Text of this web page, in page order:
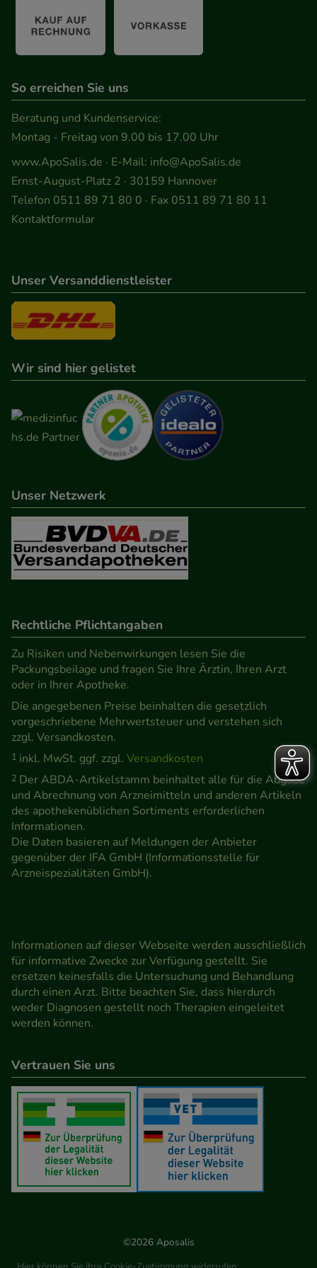
So erreichen Sie uns
Beratung und Kundenservice:
Montag - Freitag von 9.00 bis 17.00 Uhr
www.ApoSalis.de · E-Mail: info@ApoSalis.de
Ernst-August-Platz 2 · 30159 Hannover
Telefon 0511 89 71 80 0 · Fax 0511 89 71 80 11
Kontaktformular
Unser Versanddienstleister
Wir sind hier gelistet
Unser Netzwerk
Rechtliche Pflichtangaben
Zu Risiken und Nebenwirkungen lesen Sie die
Packungsbeilage und fragen Sie Ihre Ärztin, Ihren Arzt
oder in Ihrer Apotheke.
Die angegebenen Preise beinhalten die gesetzlich
vorgeschriebene Mehrwertsteuer und verstehen sich
zzgl. Versandkosten.
1 inkl. MwSt. ggf. zzgl. Versandkosten
2 Der ABDA-Artikelstamm beinhaltet alle für die Abgabe
und Abrechnung von Arzneimitteln und anderen Artikeln
des apothekenüblichen Sortiments erforderlichen
Informationen.
Die Daten basieren auf Meldungen der Anbieter
gegenüber der IFA GmbH (Informationsstelle für
Arzneispezialitäten GmbH).
Informationen auf dieser Webseite werden ausschließlich
für informative Zwecke zur Verfügung gestellt. Sie
ersetzen keinesfalls die Untersuchung und Behandlung
durch einen Arzt. Bitte beachten Sie, dass hierdurch
weder Diagnosen gestellt noch Therapien eingeleitet
werden können.
Vertrauen Sie uns
©2026 Aposalis